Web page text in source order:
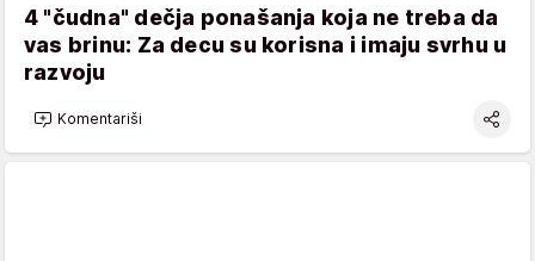
4 "čudna" dečja ponašanja koja ne treba da
vas brinu: Za decu su korisna i imaju svrhu u
razvoju
Komentariši